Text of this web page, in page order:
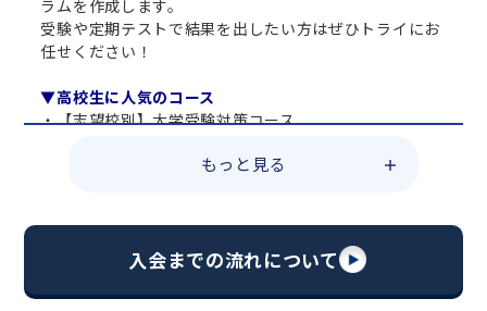
ラムを作成します。
受験や定期テストで結果を出したい方はぜひトライにお
任せください！
▼高校生に人気のコース
・【志望校別】大学受験対策コース
・総合型選抜直前対策コース
・【志望校別】公立・私立高校受験対策コース
もっと見る
入会までの流れについて